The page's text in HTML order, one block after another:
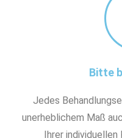
Bitte
Jedes
unerheblichem Maß
Ihrer